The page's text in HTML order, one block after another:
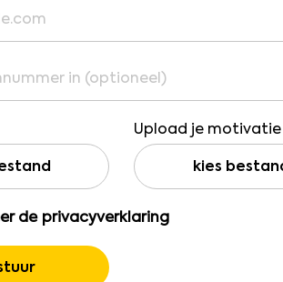
(optioneel)
Upload je
kies
de privacyverklaring